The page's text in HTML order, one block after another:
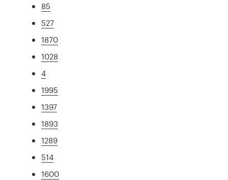
85
527
1870
1028
4
1995
1397
1893
1289
514
1600